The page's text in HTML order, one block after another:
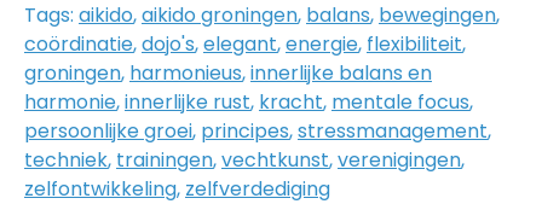
Tags: aikido,aikido groningen, balans, bewegingen,
coördinatie,dojo's,elegant,energie, flexibiliteit,
groningen, harmonieus,innerlijke balans en
harmonie,innerlijke rust, kracht, mentale focus,
persoonlijke groei, principes,stressmanagement,
techniek, trainingen,vechtkunst,verenigingen,
zelfontwikkeling, zelfverdediging